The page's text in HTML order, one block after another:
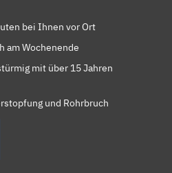
bei Ihnen vor Ort
am Wochenende
mit über 15 Jahren
und Rohrbruch